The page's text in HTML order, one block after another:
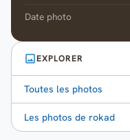
Date photo
EXPLORER
Toutes les photos
Les photos de rokad